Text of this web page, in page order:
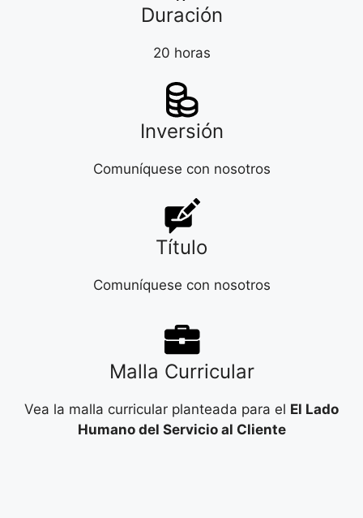
Duración
20 horas
Inversión
Comuníquese con nosotros
Título
Comuníquese con nosotros
Malla Curricular
Vea la malla curricular planteada para el El Lado
Humano del Servicio al Cliente